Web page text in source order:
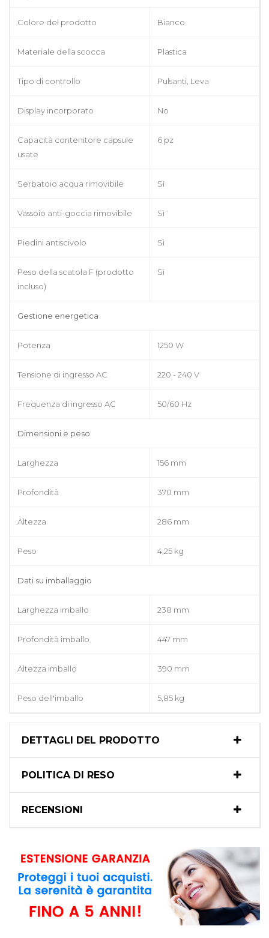
Colore del prodotto Bianco
Materiale della scocca Plastica
Tipo di controllo Pulsanti, Leva
Display incorporato No
Capacità contenitore capsule
usate
6 pz
Serbatoio acqua rimovibile Sì
Vassoio anti-goccia rimovibile Sì
Piedini antiscivolo Sì
Peso della scatola F (prodotto
incluso)
Sì
Gestione energetica
Potenza 1250 W
Tensione di ingresso AC 220 - 240 V
Frequenza di ingresso AC 50/60 Hz
Dimensioni e peso
Larghezza 156 mm
Profondità 370 mm
Altezza 286 mm
Peso 4,25 kg
Dati su imballaggio
Larghezza imballo 238 mm
Profondità imballo 447 mm
Altezza imballo 390 mm
Peso dell'imballo 5,85 kg
DETTAGLI DEL PRODOTTO
POLITICA DI RESO
RECENSIONI